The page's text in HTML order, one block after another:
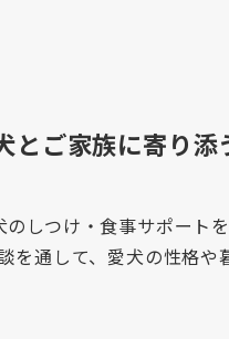
とご家族に寄り
しつけ・食事サポート
を通して、愛犬の性格